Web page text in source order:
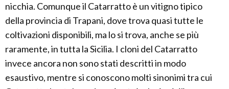
nicchia. Comunque il Catarratto è un vitigno tipico
della provincia di Trapani, dove trova quasi tutte le
coltivazioni disponibili, ma lo si trova, anche se più
raramente, in tutta la Sicilia. I cloni del Catarratto
invece ancora non sono stati descritti in modo
esaustivo, mentre si conoscono molti sinonimi tra cui